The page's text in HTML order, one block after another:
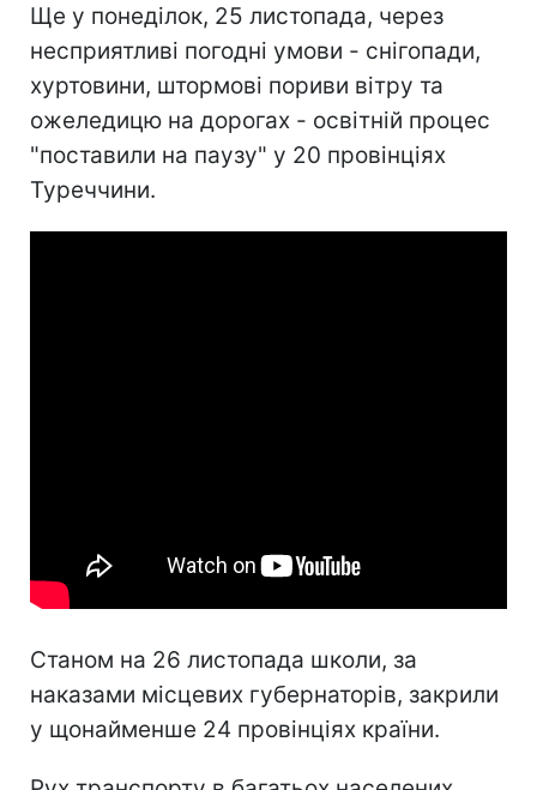
Ще у понеділок, 25 листопада, через
несприятливі погодні умови - снігопади,
хуртовини, штормові пориви вітру та
ожеледицю на дорогах - освітній процес
"поставили на паузу" у 20 провінціях
Туреччини.
Станом на 26 листопада школи, за
наказами місцевих губернаторів, закрили
у щонайменше 24 провінціях країни.